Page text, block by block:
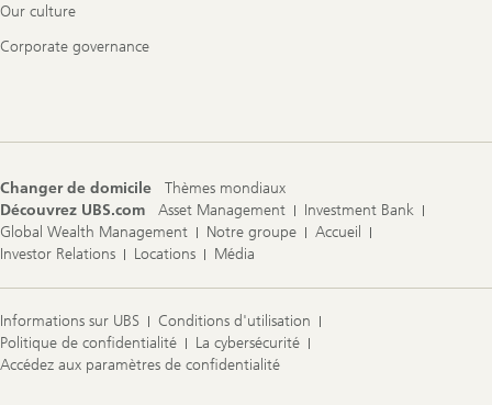
Our culture
Corporate governance
Changer de domicile
Thèmes mondiaux
Découvrez UBS.com
Asset Management
Investment Bank
Global Wealth Management
Notre groupe
Accueil
Investor Relations
Locations Média
Informations sur UBS
Conditions d'utilisation
Politique de confidentialité
La cybersécurité
Accédez aux paramètres de confidentialité